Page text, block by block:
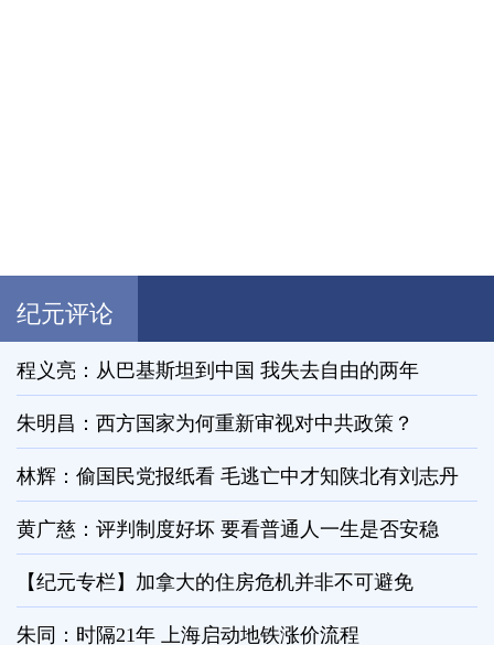
纪元评论
程义亮：从巴基斯坦到中国 我失去自由的两年
朱明昌：西方国家为何重新审视对中共政策？
林辉：偷国民党报纸看 毛逃亡中才知陕北有刘志丹
黄广慈：评判制度好坏 要看普通人一生是否安稳
【纪元专栏】加拿大的住房危机并非不可避免
朱同：时隔21年 上海启动地铁涨价流程